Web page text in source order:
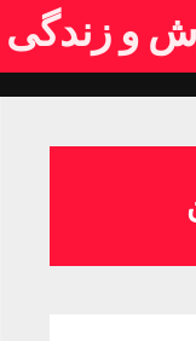
و زندگی